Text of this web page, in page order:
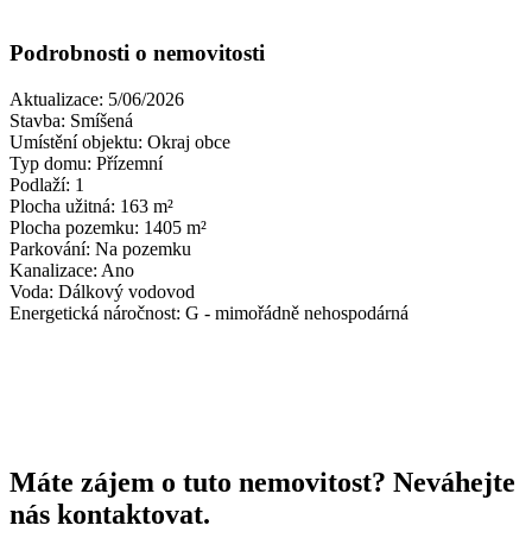
Podrobnosti o nemovitosti
Aktualizace: 5/06/2026
Stavba: Smíšená
Umístění objektu: Okraj obce
Typ domu: Přízemní
Podlaží: 1
Plocha užitná: 163 m²
Plocha pozemku: 1405 m²
Parkování: Na pozemku
Kanalizace: Ano
Voda: Dálkový vodovod
Energetická náročnost: G - mimořádně nehospodárná
Máte zájem o tuto nemovitost? Neváhejte
nás kontaktovat.